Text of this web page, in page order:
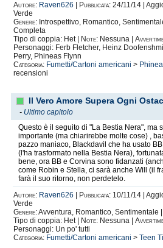
Autore: Raven626 Pubblicata: 24/11/14 |
Verde
Genere: Introspettivo, Romantico,
Completa
Tipo di coppia: Het |
Note: Nessuna |
Personaggi: Ferb Fletcher, Heinz
Perry, Phineas Flynn
Categoria: Fumetti/Cartoni americani >
recensioni
Il Vero Amore Supera Ogni
- Ultimo capitolo
Questo è il seguito di "La Bestia Nera", ma
importante (ma chiarirebbe molte cose) ,
pazzo maniaco, Blackdavil che ha usato
(l'ha trasformato nella Bestia Nera),
bene, ora BB e Corvina sono fidanzati
come Robin e Stella, ci sarà anche Will (il
farà il suo ritorno, non perdetelo.
Autore: Raven626 Pubblicata: 10/11/14 |
Verde
Genere:Avventura, Romantico, Sentimentale |
Tipo di coppia: Het |
Note: Nessuna |
Personaggi: Un po' tutti
Categoria: Fumetti/Cartoni americani > Teen